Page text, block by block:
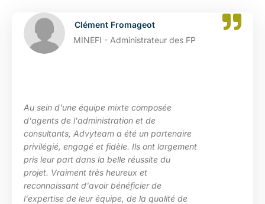
Clément Fromageot
MINEFI - Administrateur des FP
Au sein d'une équipe mixte composée
d'agents de l'administration et de
consultants, Advyteam a été un partenaire
privilégié, engagé et fidèle. Ils ont largement
pris leur part dans la belle réussite du
projet. Vraiment très heureux et
reconnaissant d'avoir bénéficier de
l'expertise de leur équipe, de la qualité de